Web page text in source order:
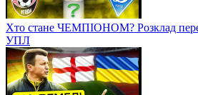
Хто стане ЧЕМПІОНОМ? Розклад
УПЛ